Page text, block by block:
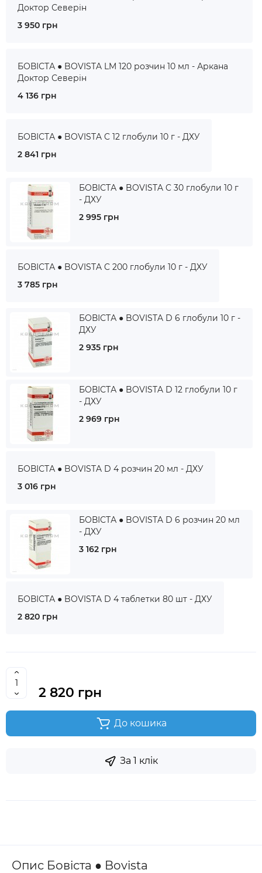
Доктор Северін
3 950 грн
БОВІСТА ● BOVISTA LM 120 розчин 10 мл - Аркана
Доктор Северін
4 136 грн
БОВІСТА ● BOVISTA C 12 глобули 10 г - ДХУ
2 841 грн
БОВІСТА ● BOVISTA C 30 глобули 10 г
- ДХУ
2 995 грн
БОВІСТА ● BOVISTA C 200 глобули 10 г - ДХУ
3 785 грн
БОВІСТА ● BOVISTA D 6 глобули 10 г -
ДХУ
2 935 грн
БОВІСТА ● BOVISTA D 12 глобули 10 г
- ДХУ
2 969 грн
БОВІСТА ● BOVISTA D 4 розчин 20 мл - ДХУ
3 016 грн
БОВІСТА ● BOVISTA D 6 розчин 20 мл
- ДХУ
3 162 грн
БОВІСТА ● BOVISTA D 4 таблетки 80 шт - ДХУ
2 820 грн
2 820 грн
До кошика
За 1 клік
Опис Бовіста ● Bovista